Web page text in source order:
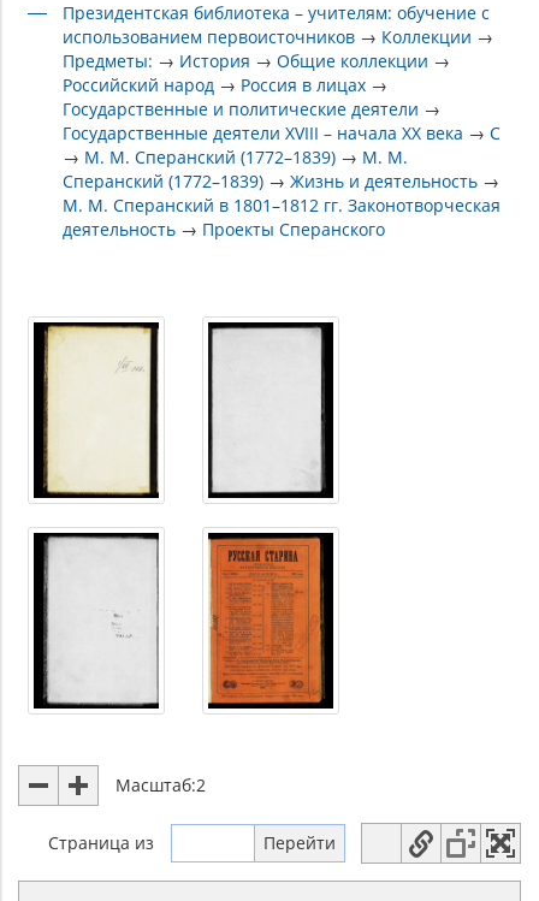
Президентская библиотека – учителям: обучение с
использованием первоисточников → Коллекции →
Предметы: → История →Общие коллекции →
Российский народ → Россия в лицах →
Государственные и политические деятели →
Государственные деятели XVIII – начала XX века →С
→ М. М. Сперанский (1772–1839) → М. М.
Сперанский (1772–1839) →Жизнь и деятельность →
М. М. Сперанский в 1801–1812 гг. Законотворческая
деятельность → Проекты Сперанского
Масштаб:2
Страница из